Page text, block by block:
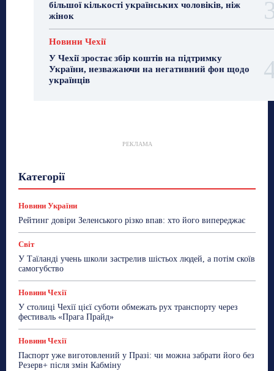
більшої кількості українських чоловіків, ніж
жінок
Новини Чехії
У Чехії зростає збір коштів на підтримку
України, незважаючи на негативний фон щодо
українців
РЕКЛАМА
Категорії
Новини Чехії
Сад та город
ТехноМанія
Топ-новини Фоторепортаж
Новини України
Рейтинг довіри Зеленського різко впав: хто його випереджає
Світ
У Таїланді учень школи застрелив шістьох людей, а потім скоїв
самогубство
Новини Чехії
У столиці Чехії цієї суботи обмежать рух транспорту через
фестиваль «Прага Прайд»
Новини Чехії
Паспорт уже виготовлений у Празі: чи можна забрати його без
Резерв+ після змін Кабміну